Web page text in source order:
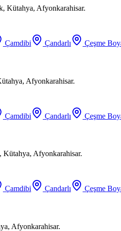
Kütahya, Afyonkarahisar.
Çamdibi Çandarlı Çeşme
Afyonkarahisar.
Çamdibi Çandarlı Çeşme
Kütahya, Afyonkarahisar.
Çamdibi Çandarlı Çeşme
Afyonkarahisar.